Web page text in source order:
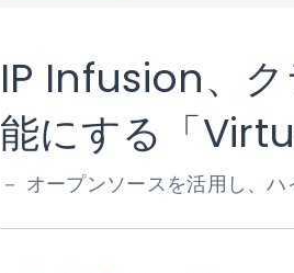
IP Infusion、
能にする「
－ オープンソースを活用し、